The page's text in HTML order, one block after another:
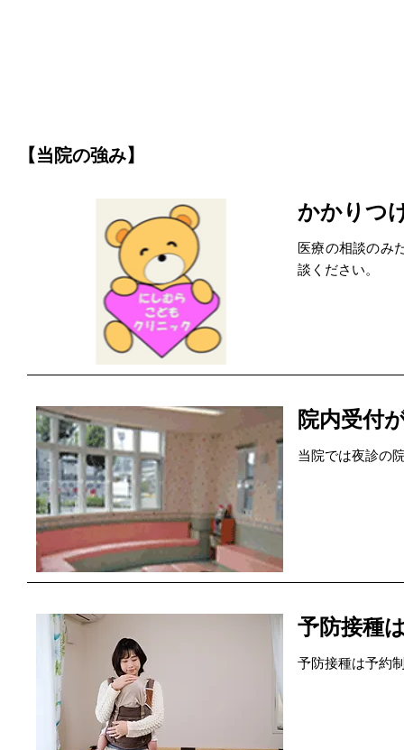
【当院の強み】
かかりつ
医療の相談のみ
談ください。
院内受付
当院では夜診の
予防接種
予防接種は予約